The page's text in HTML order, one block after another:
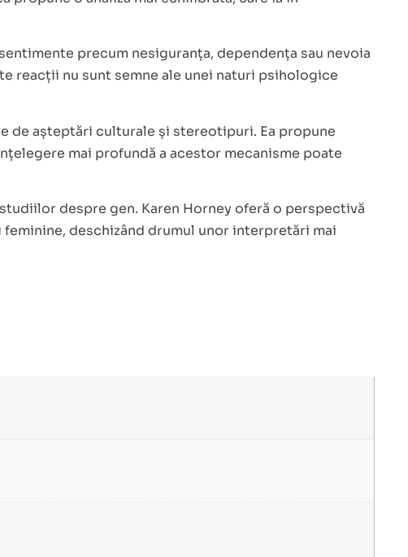
precum nesiguranța, dependența sau nevoia
reacții nu sunt semne ale unei naturi psihologice
de așteptări culturale și stereotipuri. Ea propune
mai profundă a acestor mecanisme poate
despre gen. Karen Horney oferă o perspectivă
deschizând drumul unor interpretări mai